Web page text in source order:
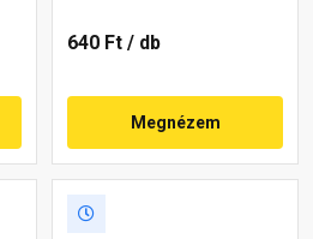
640 Ft / db
Megnézem